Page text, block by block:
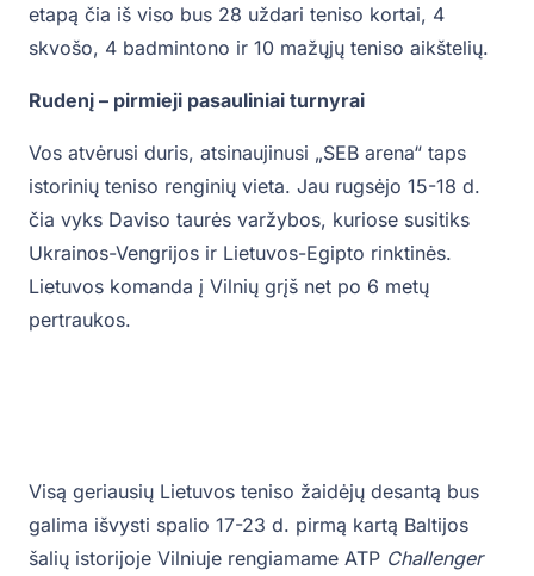
etapą čia iš viso bus 28 uždari teniso kortai, 4
skvošo, 4 badmintono ir 10 mažųjų teniso aikštelių.
Rudenį – pirmieji pasauliniai turnyrai
Vos atvėrusi duris, atsinaujinusi „SEB arena“ taps
istorinių teniso renginių vieta. Jau rugsėjo 15-18 d.
čia vyks Daviso taurės varžybos, kuriose susitiks
Ukrainos-Vengrijos ir Lietuvos-Egipto rinktinės.
Lietuvos komanda į Vilnių grįš net po 6 metų
pertraukos.
Visą geriausių Lietuvos teniso žaidėjų desantą bus
galima išvysti spalio 17-23 d. pirmą kartą Baltijos
šalių istorijoje Vilniuje rengiamame ATP Challenger